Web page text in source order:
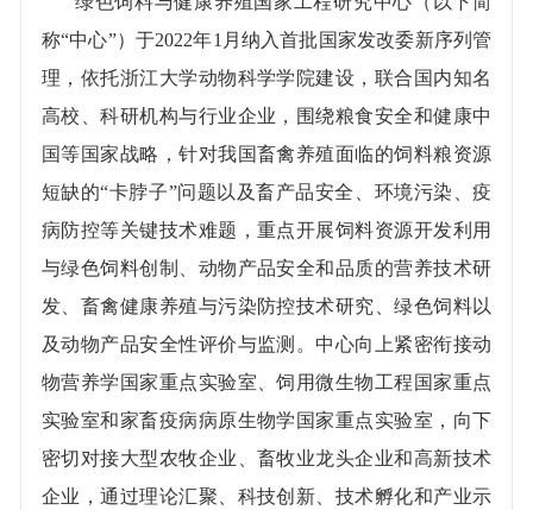
称“中心”）于2022年1 月纳入首批国家发改委新序列管
理，依托浙江大学动物科学学院建设，联合国内知名
高校、科研机构与行业企业，围绕粮食安全和健康中
国等国家战略，针对我国畜禽养殖面临的饲料粮资源
短缺的“卡脖子”问题以及畜产品安全、环境污染、疫
病防控等关键技术难题，重点开展饲料资源开发利用
与绿色饲料创制、动物产品安全和品质的营养技术研
发、畜禽健康养殖与污染防控技术研究、绿色饲料以
及动物产品安全性评价与监测。中心向上紧密衔接动
物营养学国家重点实验室、饲用微生物工程国家重点
实验室和家畜疫病病原生物学国家重点实验室，向下
密切对接大型农牧企业、畜牧业龙头企业和高新技术
企业，通过理论汇聚、科技创新、技术孵化和产业示